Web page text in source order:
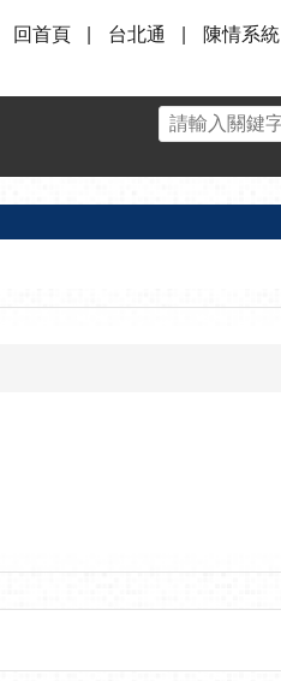
回首頁 台北通 陳情系統